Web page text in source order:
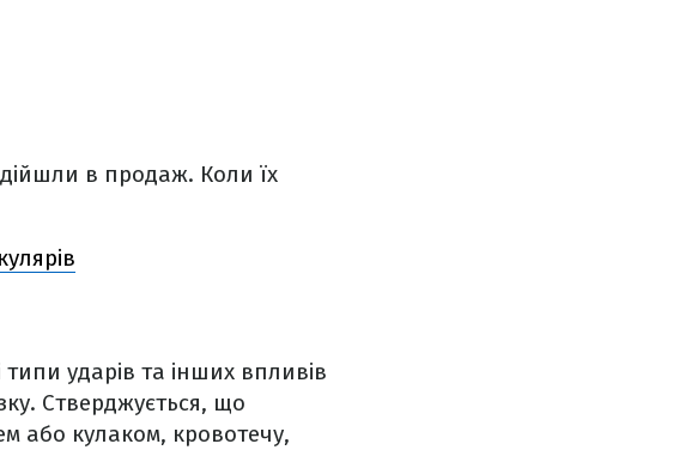
в продаж. Коли їх
типи ударів та інших впливів
Стверджується, що
або кулаком, кровотечу,